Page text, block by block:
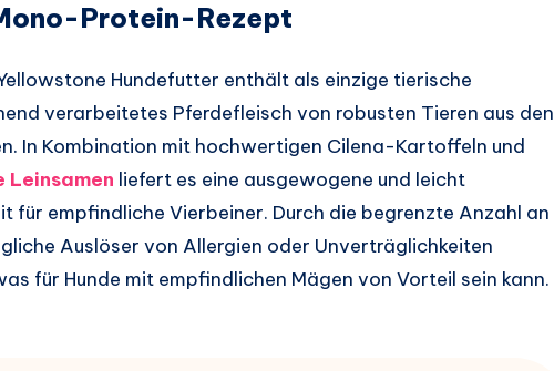
Protein-Rezept
Hundefutter enthält als einzige tierische
verarbeitetes Pferdefleisch von robusten Tieren aus den
In Kombination mit hochwertigen Cilena-Kartoffeln und
liefert es eine ausgewogene und leicht
für empfindliche Vierbeiner. Durch die begrenzte Anzahl an
Auslöser von Allergien oder Unverträglichkeiten
für Hunde mit empfindlichen Mägen von Vorteil sein kann.